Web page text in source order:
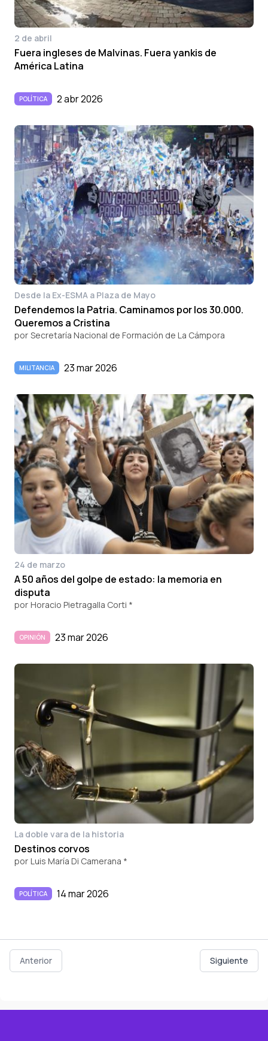
2 de abril
Fuera ingleses de Malvinas. Fuera yankis de
América Latina
POLÍTICA 2 abr 2026
Desde la Ex-ESMA a Plaza de Mayo
Defendemos la Patria. Caminamos por los 30.000.
Queremos a Cristina
por Secretaría Nacional de Formación de La Cámpora
MILITANCIA 23 mar 2026
24 de marzo
A 50 años del golpe de estado: la memoria en
disputa
por Horacio Pietragalla Corti *
OPINIÓN 23 mar 2026
La doble vara de la historia
Destinos corvos
por Luis María Di Camerana *
POLÍTICA 14 mar 2026
Anterior Siguiente